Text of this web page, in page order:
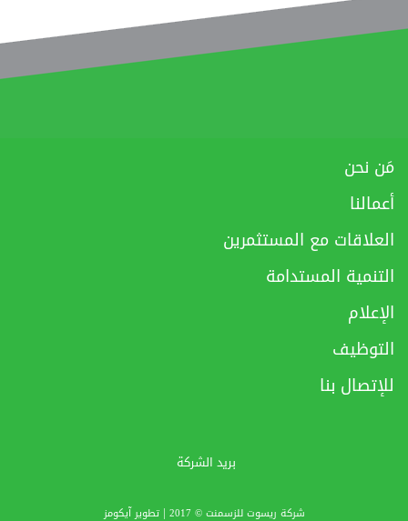
مَن نحن
أعمالنا
العلاقات مع المستثمرين
التنمية المستدامة
الإعلام
التوظيف
للإتصال بنا
بريد الشركة
شركة ريسوت للزسمنت © 2017 |تطويرآيكومز